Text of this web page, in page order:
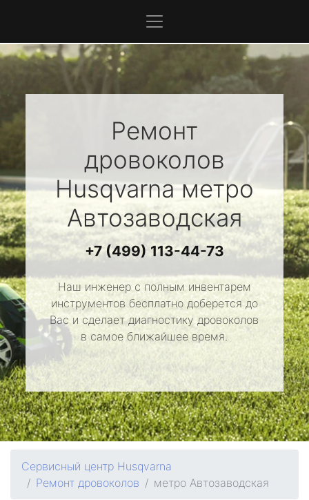
Ремонт
дровоколов
Husqvarnaметро
Автозаводская
+7 (499) 113-44-73
Наш инженер с полным инвентарем
инструментов бесплатно доберется до
Вас и сделает диагностику дровоколов
в самое ближайшее время.
Сервисный центр Husqvarna
Ремонт дровоколов
метро Автозаводская